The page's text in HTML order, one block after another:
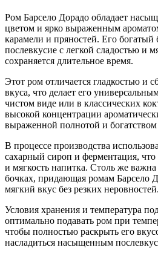
Ром Барсело Дорадо обладает
цветом и ярко выраженным
карамели и пряностей. Его богатый
послевкусие с легкой сладостью и
сохраняется длительное время.
Этот ром отличается гладкостью и
вкуса, что делает его
чистом виде или в классических
высокой концентрации
выраженной полнотой и богатством
В процессе производства
сахарный сироп и ферментация, что
и мягкость напитка. Столь же
бочках, придающая ромам Барсело
мягкий вкус без резких неровностей.
Условия хранения и температура
оптимально подавать ром при
чтобы полностью раскрыть его
насладиться насыщенным